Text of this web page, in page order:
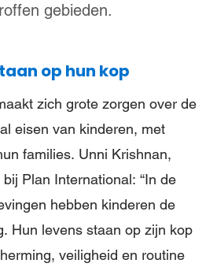
gebieden.
op hun kop
zich grote zorgen over de
eisen van kinderen, met
families. Unni Krishnan,
Plan International: “In de
hebben kinderen de
Hun levens staan op zijn kop
veiligheid en routine